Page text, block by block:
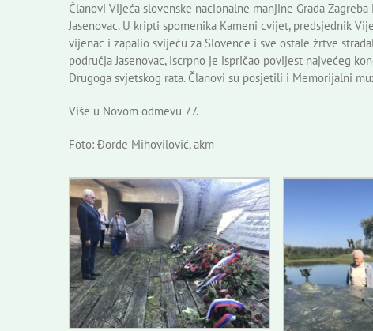
Članovi Vijeća slovenske nacionalne manjine Grada
Jasenovac. U kripti spomenika Kameni cvijet, predsjednik
vijenac i zapalio svijeću za Slovence i sve ostale žrtve
područja Jasenovac, iscrpno je ispričao povijest najvećeg
Drugoga svjetskog rata. Članovi su posjetili i Memorijalni
Više u Novom odmevu 77.
Foto: Đorđe Mihovilović, akm